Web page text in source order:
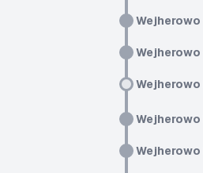
Wejherowo
Wejherowo
Wejherowo
Wejherowo
Wejherowo